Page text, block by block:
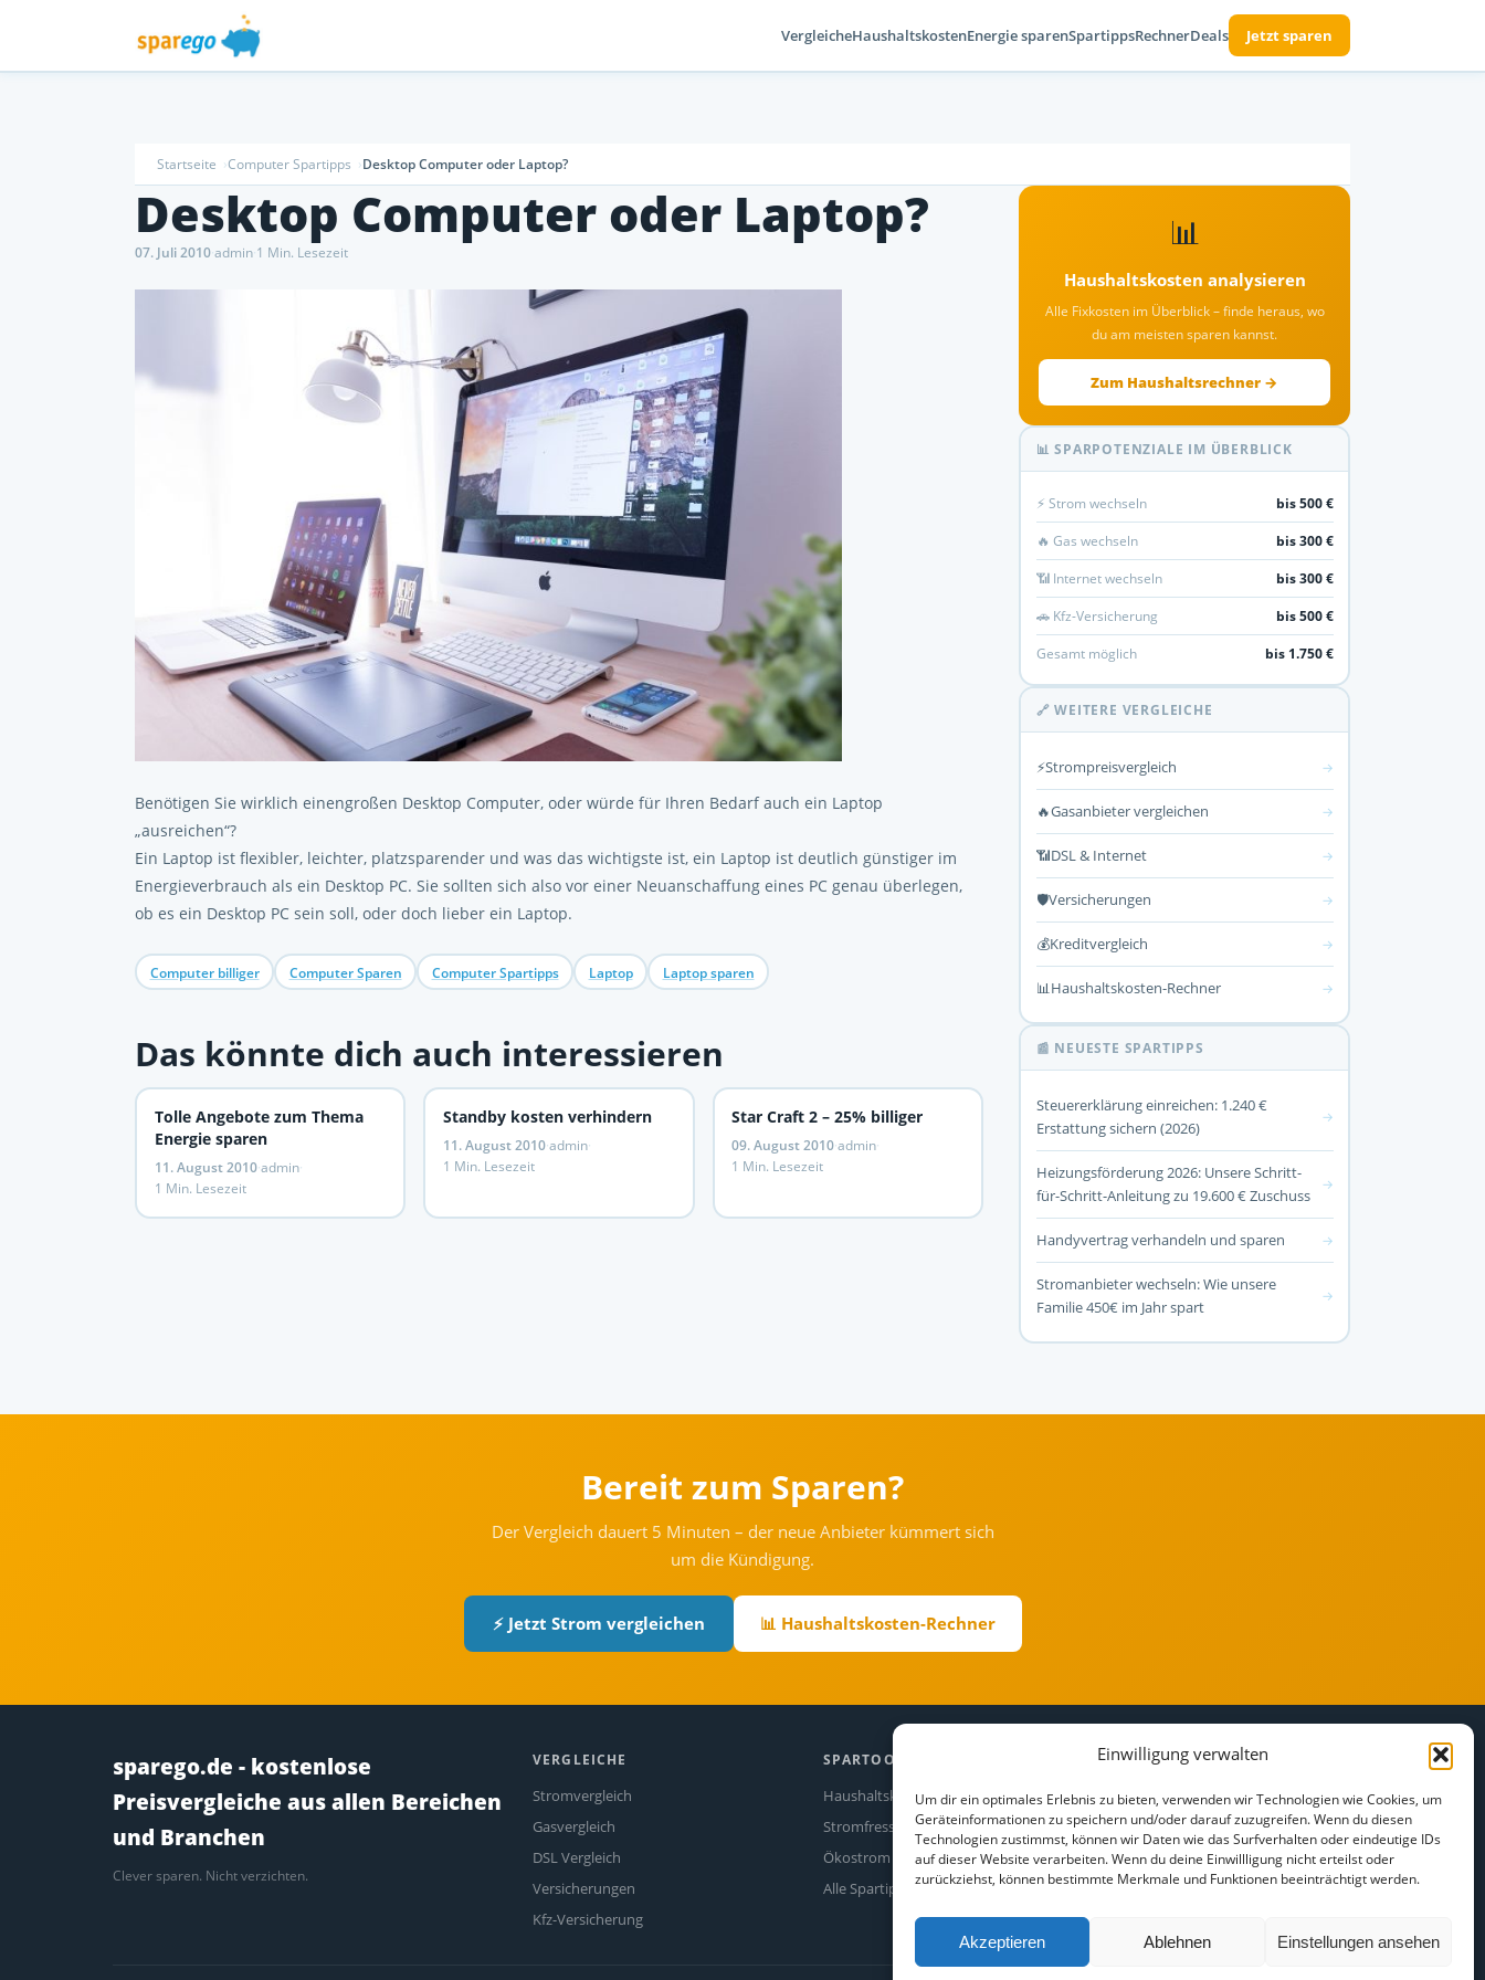
Einwilligung verwalten
Um dir ein optimales Erlebnis zu bieten, verwenden wir Technologien wie Cookies, um
Geräteinformationen zu speichern und/oder darauf zuzugreifen. Wenn du diesen
Technologien zustimmst, können wir Daten wie das Surfverhalten oder eindeutige IDs
auf dieser Website verarbeiten. Wenn du deine Einwillligung nicht erteilst oder
zurückziehst, können bestimmte Merkmale und Funktionen beeinträchtigt werden.
Akzeptieren Ablehnen Einstellungen ansehen
VergleicheHaushaltskostenEnergie sparenSpartippsRechnerDeals Jetzt sparen
Startseite Computer Spartipps Desktop Computer oder Laptop?
Desktop Computer oder Laptop?
07. Juli 2010·admin·1 Min. Lesezeit
Benötigen Sie wirklich einengroßen Desktop Computer, oder würde für Ihren Bedarf auch ein Laptop
„ausreichen“?
Ein Laptop ist flexibler, leichter, platzsparender und was das wichtigste ist, ein Laptop ist deutlich günstiger im
Energieverbrauch als ein Desktop PC. Sie sollten sich also vor einer Neuanschaffung eines PC genau überlegen,
ob es ein Desktop PC sein soll, oder doch lieber ein Laptop.
Computer billiger Computer Sparen Computer Spartipps Laptop Laptop sparen
Das könnte dich auch interessieren
Tolle Angebote zum Thema
Energie sparen
11. August 2010·admin·
1 Min. Lesezeit
Standby kosten verhindern
11. August 2010·admin·
1 Min. Lesezeit
Star Craft 2 – 25% billiger
09. August 2010·admin·
1 Min. Lesezeit
📊
Haushaltskosten analysieren
Alle Fixkosten im Überblick – finde heraus, wo
du am meisten sparen kannst.
Zum Haushaltsrechner →
📊 SPARPOTENZIALE IM ÜBERBLICK
⚡ Strom wechseln
bis 500 €
🔥 Gas wechseln
bis 300 €
📶 Internet wechseln
bis 300 €
🚗 Kfz-Versicherung
bis 500 €
Gesamt möglich
bis 1.750 €
🔗 WEITERE VERGLEICHE
⚡Strompreisvergleich →
🔥Gasanbieter vergleichen →
📶DSL & Internet →
🛡️Versicherungen →
💰Kreditvergleich →
📊 Haushaltskosten-Rechner →
📰 NEUESTE SPARTIPPS
Steuererklärung einreichen: 1.240 €
Erstattung sichern (2026)
→
Heizungsförderung 2026: Unsere Schritt-
für-Schritt-Anleitung zu 19.600 € Zuschuss
→
Handyvertrag verhandeln und sparen →
Stromanbieter wechseln: Wie unsere
Familie 450€ im Jahr spart
→
Bereit zum Sparen?
Der Vergleich dauert 5 Minuten – der neue Anbieter kümmert sich
um die Kündigung.
⚡ Jetzt Strom vergleichen 📊 Haushaltskosten-Rechner
sparego.de - kostenlose
Preisvergleiche aus allen Bereichen
und Branchen
Clever sparen. Nicht verzichten.
VERGLEICHE
Stromvergleich
Gasvergleich
DSL Vergleich
Versicherungen
Kfz-Versicherung
SPARTOOLS
Haushaltskosten-Rechner
Stromfresser-Rechner
Ökostrom Vergleich
Alle Spartipps
RECHTLICHES
Impressum
Datenschutz
Cookie-Richtlinie
Haftungsausschluss